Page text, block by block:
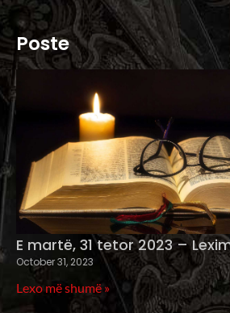
Poste
E martë, 31 tetor 2023 –
October 31, 2023
Lexo më shumë »